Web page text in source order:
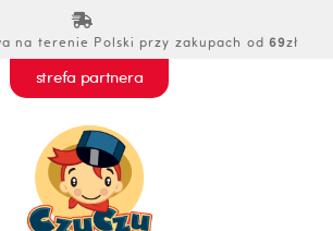
na terenie Polski przy zakupach od 69zł
strefa partnera